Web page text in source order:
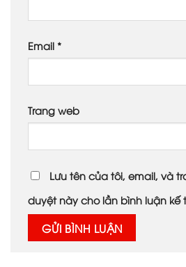
Email *
Trang web
Lưu tên của tôi, email, và
duyệt này cho lần bình luận kế